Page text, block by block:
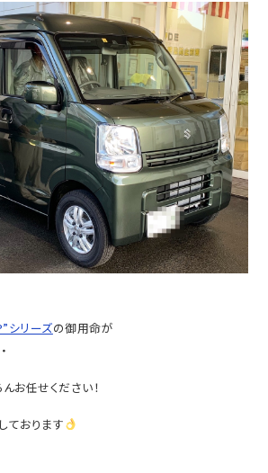
シリーズの御用命が
お任せください！
ております